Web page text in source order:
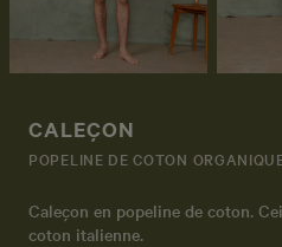
CALEÇON
POPELINE DE COTON
Caleçon en popeline de coton.
coton italienne.